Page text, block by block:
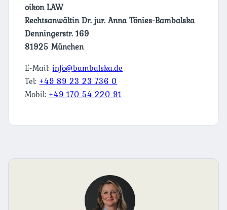
oikon LAW
Rechtsanwältin Dr. jur. Anna Tönies-Bambalska
Denningerstr. 169
81925 München
E-Mail:info@bambalska.de
Tel: +49 89 23 23 736 0
Mobil: +49 170 54 220 91